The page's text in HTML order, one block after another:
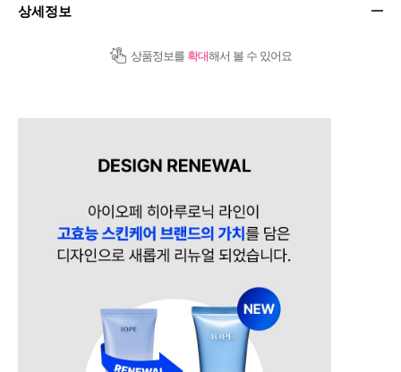
상세정보
상품정보를 확대해서 볼 수 있어요